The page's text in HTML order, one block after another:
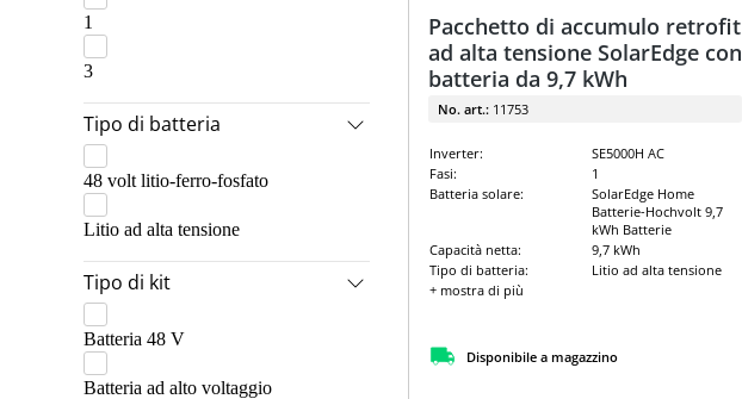
1
3
Tipo di batteria
48 volt litio-ferro-fosfato
Litio ad alta tensione
Tipo di kit
Batteria 48 V
Batteria ad alto voltaggio
Pacchetto di accumulo retrofit
ad alta tensione SolarEdge con
batteria da 9,7 kWh
No. art.: 11753
Inverter:
SE5000H AC
Fasi:
1
Batteria solare:
SolarEdge Home
Batterie-Hochvolt 9,7
kWh Batterie
Capacità netta:
9,7 kWh
Tipo di batteria:
Litio ad alta tensione
+ mostra di più
Disponibile a magazzino